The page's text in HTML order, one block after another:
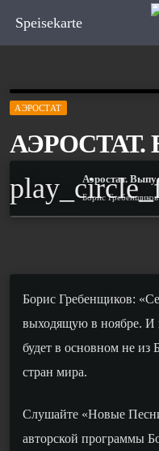
Speisekarte
АЭРОСТАТ
АЭРОСТАТ.
Аэростат.
Борис Гребенщиков
Борис Гребенщиков:
выходящую в ноябре. И
будет в основном не
стран мира.
Слушайте «Новые
авторской программы